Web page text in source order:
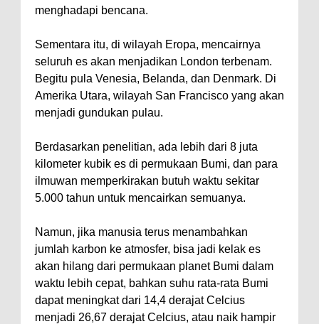
menghadapi bencana.
Sementara itu, di wilayah Eropa, mencairnya
seluruh es akan menjadikan London terbenam.
Begitu pula Venesia, Belanda, dan Denmark. Di
Amerika Utara, wilayah San Francisco yang akan
menjadi gundukan pulau.
Berdasarkan penelitian, ada lebih dari 8 juta
kilometer kubik es di permukaan Bumi, dan para
ilmuwan memperkirakan butuh waktu sekitar
5.000 tahun untuk mencairkan semuanya.
Namun, jika manusia terus menambahkan
jumlah karbon ke atmosfer, bisa jadi kelak es
akan hilang dari permukaan planet Bumi dalam
waktu lebih cepat, bahkan suhu rata-rata Bumi
dapat meningkat dari 14,4 derajat Celcius
menjadi 26,67 derajat Celcius, atau naik hampir